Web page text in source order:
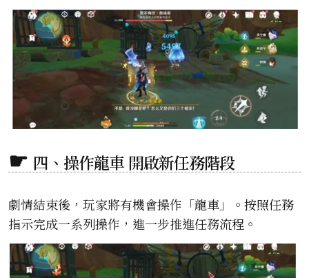
四、操作龍車 開啟新任務階段
劇情結束後，玩家將有機會操作「龍車」。按照任務
指示完成一系列操作，進一步推進任務流程。